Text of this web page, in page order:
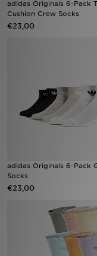
adidas Originals 6-Pack
Cushion Crew Socks
€23,00
adidas Originals 6-Pack
Socks
€23,00
Winkel Zoeken
Klantenservice